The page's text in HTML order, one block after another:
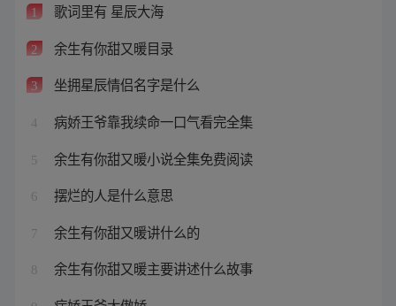
1 歌词里有 星辰大海
2 余生有你甜又暖目录
3 坐拥星辰情侣名字是什么
4 病娇王爷靠我续命一口气看完全集
5 余生有你甜又暖小说全集免费阅读
6 摆烂的人是什么意思
7 余生有你甜又暖讲什么的
8 余生有你甜又暖主要讲述什么故事